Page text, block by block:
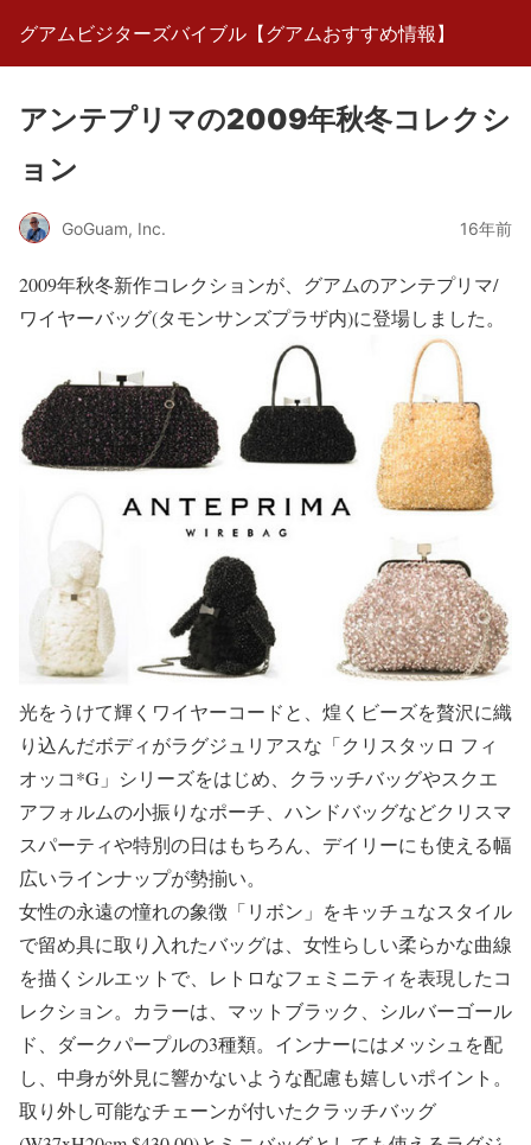
グアムビジターズバイブル【グアムおすすめ情報】
アンテプリマの2009年秋冬コレクシ
ョン
GoGuam, Inc. 16年前
2009年秋冬新作コレクションが、グアムのアンテプリマ/
ワイヤーバッグ(タモンサンズプラザ内)に登場しました。
光をうけて輝くワイヤーコードと、煌くビーズを贅沢に織
り込んだボディがラグジュリアスな「クリスタッロ フィ
オッコ*G」シリーズをはじめ、クラッチバッグやスクエ
アフォルムの小振りなポーチ、ハンドバッグなどクリスマ
スパーティや特別の日はもちろん、デイリーにも使える幅
広いラインナップが勢揃い。
女性の永遠の憧れの象徴「リボン」をキッチュなスタイル
で留め具に取り入れたバッグは、女性らしい柔らかな曲線
を描くシルエットで、レトロなフェミニティを表現したコ
レクション。カラーは、マットブラック、シルバーゴール
ド、ダークパープルの3種類。インナーにはメッシュを配
し、中身が外見に響かないような配慮も嬉しいポイント。
取り外し可能なチェーンが付いたクラッチバッグ